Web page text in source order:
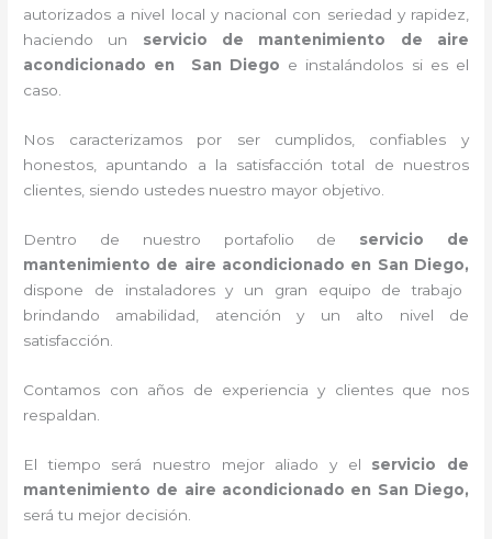
autorizados a nivel local y nacional con seriedad y rapidez,
haciendo un servicio de mantenimiento de aire
acondicionado en San Diego e instalándolos si es el
caso.
Nos caracterizamos por ser cumplidos, confiables y
honestos, apuntando a la satisfacción total de nuestros
clientes, siendo ustedes nuestro mayor objetivo.
Dentro de nuestro portafolio de servicio de
mantenimiento de aire acondicionado en San Diego,
dispone de instaladores y un gran equipo de trabajo
brindando amabilidad, atención y un alto nivel de
satisfacción.
Contamos con años de experiencia y clientes que nos
respaldan.
El tiempo será nuestro mejor aliado y el servicio de
mantenimiento de aire acondicionado en San Diego,
será tu mejor decisión.